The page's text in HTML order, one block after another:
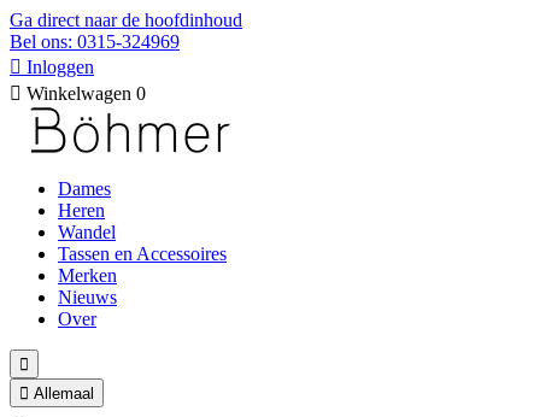
Ga direct naar de hoofdinhoud
Bel ons: 0315-324969
 Inloggen
 Winkelwagen 0
Dames
Heren
Wandel
Tassen en Accessoires
Merken
Nieuws
Over

 Allemaal